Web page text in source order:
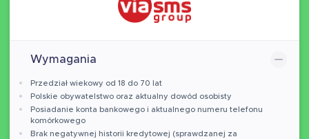
Wymagania
Przedział wiekowy od 18 do 70 lat
Polskie obywatelstwo oraz aktualny dowód osobisty
Posiadanie konta bankowego i aktualnego numeru telefonu
komórkowego
Brak negatywnej historii kredytowej (sprawdzanej za